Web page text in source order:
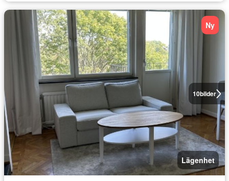
10bilder
Ny
Lägenhet